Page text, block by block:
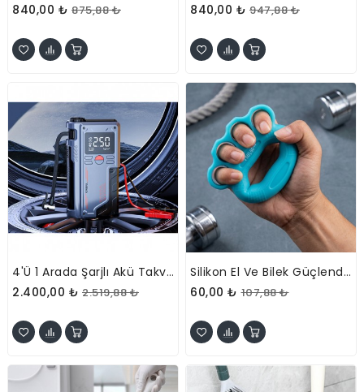
840,00 ₺ 875,88 ₺
840,00 ₺ 947,88 ₺
4'ü 1 Arada Şarjlı Akü Takviye Cihazı Ve Hava Kompresörü
2.400,00 ₺ 2.519,88 ₺
Silikon El Ve Bilek Güçlendirici Egzersiz Halkası Muşta
60,00 ₺ 107,88 ₺